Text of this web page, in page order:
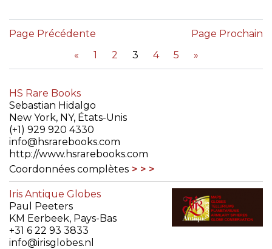
Page Précédente
«
1 2 3 4 5 »
Page Prochain
HS Rare Books
Sebastian Hidalgo
New York, NY, États-Unis
(+1) 929 920 4330
info@hsrarebooks.com
http://www.hsrarebooks.com
Coordonnées complètes
Iris Antique Globes
Paul Peeters
KM Eerbeek, Pays-Bas
+31 6 22 93 3833
info@irisglobes.nl